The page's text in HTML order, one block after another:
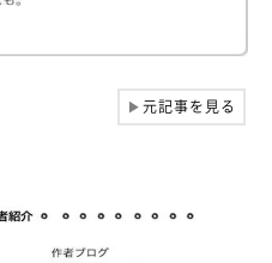
▶元記事を見る